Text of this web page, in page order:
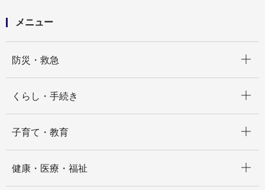
メニュー
防災・救急
くらし・手続き
子育て・教育
健康・医療・福祉